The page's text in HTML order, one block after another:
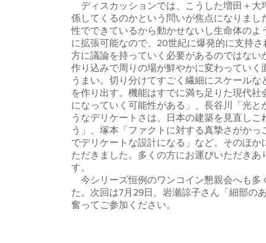
ディスカッションでは、こうした増田＋大
係してくるのかという問いが焦点になりま
性でできているから動かせないし生命体の
に拡張可能なので、20世紀に爆発的に支持
方に議論を持っていく必要があるのではな
作り込みで周りの場が鮮やかに変わってい
うまい。切り分けてすごく繊細にスケール
を作り出す。機能はすでに満ち足りた現代
になっていく可能性がある」、長谷川「光
うなデリケートさは、日本の建築を見直し
う」、塚本「ファクトに対する真摯さがか
でデリケートな設計になる」など。そのほ
ただきました。多くの方にお運びいただき
す。
今シリーズ恒例のワンコイン懇親会へも多
た。次回は7月29日、岩瀬諒子さん「細部の
奮ってご参加ください。